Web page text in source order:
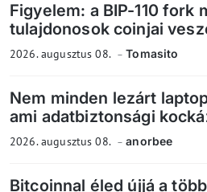
Figyelem: a BIP-110 fork
tulajdonosok coinjai
2026. augusztus 08. Tomasito
Nem minden lezárt
ami adatbiztonsági
2026. augusztus 08. anorbee
Bitcoinnal éled újjá a